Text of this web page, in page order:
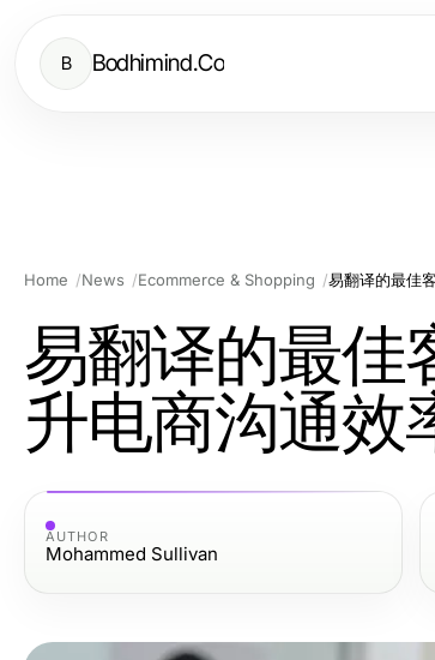
B Bodhimind.Co
Home News Ecommerce & Shopping 易翻译的最佳
易翻译的最佳
升电商沟通效
AUTHOR
Mohammed Sullivan